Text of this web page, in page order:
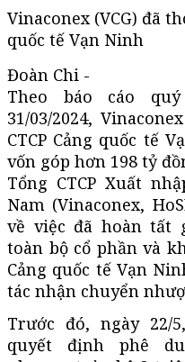
Vinaconex (VCG) đã
quốc tế Vạn Ninh
Đoàn Chi -
Theo báo cáo
31/03/2024,
CTCP Cảng quốc tế
vốn góp hơn 198 tỷ
Tổng CTCP Xuất
Nam (Vinaconex,
về việc đã hoàn tất
toàn bộ cổ phần và
Cảng quốc tế Vạn
tác nhận chuyển
Trước đó, ngày 22/
quyết định phê